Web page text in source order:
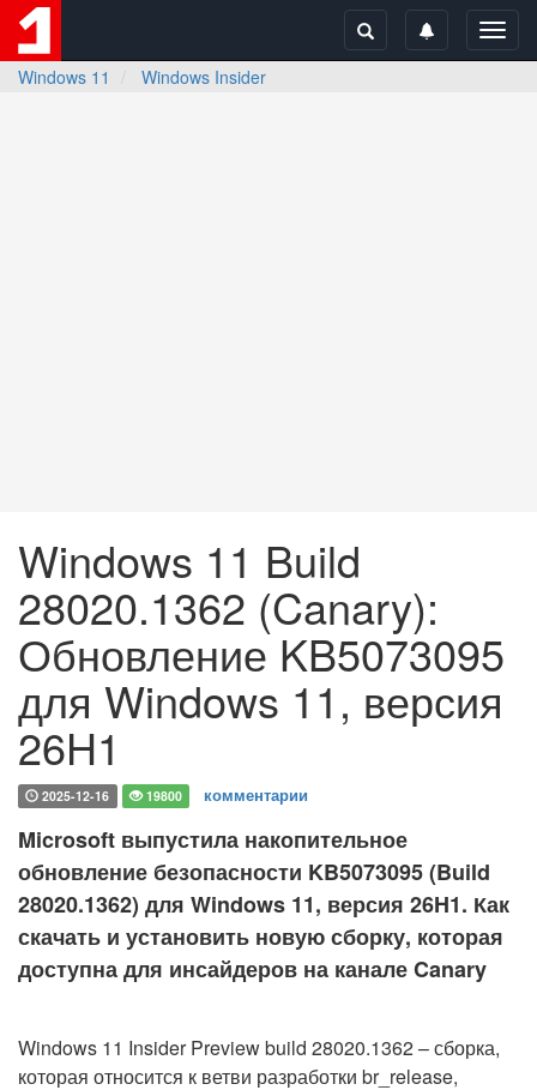
Windows 11
Windows Insider
Windows 11 Build
28020.1362 (Canary):
Обновление KB5073095
для Windows 11, версия
26H1
2025-12-16 19800 комментарии
Microsoft выпустила накопительное
обновление безопасности KB5073095 (Build
28020.1362) для Windows 11, версия 26H1. Как
скачать и установить новую сборку, которая
доступна для инсайдеров на канале Canary
Windows 11 Insider Preview build 28020.1362 – сборка,
которая относится к ветви разработки br_release,